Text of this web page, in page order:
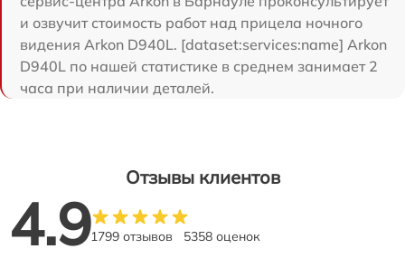
и озвучит стоимость работ над прицела ночного
видения Arkon D940L. [dataset:services:name] Arkon
D940L по нашей статистике в среднем занимает 2
часа при наличии деталей.
Отзывы клиентов
4.91799 отзывов 5358 оценок